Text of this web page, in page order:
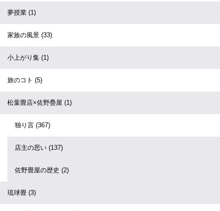
夢授業 (1)
家族の風景 (33)
小上がり集 (1)
旅のコト (5)
松葉畳店×佐野疊屋 (1)
独り言 (367)
店主の思い (137)
佐野畳屋の歴史 (2)
琉球畳 (3)